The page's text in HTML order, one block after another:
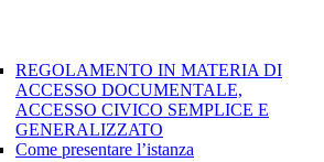
REGOLAMENTO IN MATERIA DI
ACCESSO DOCUMENTALE,
ACCESSO CIVICO SEMPLICE E
GENERALIZZATO
Come presentare l’istanza